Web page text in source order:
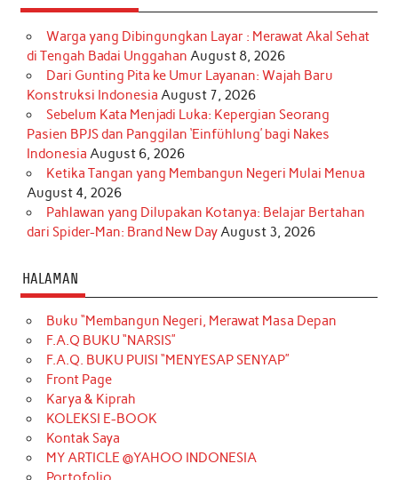
Warga yang Dibingungkan Layar : Merawat Akal Sehat
di Tengah Badai Unggahan August 8, 2026
Dari Gunting Pita ke Umur Layanan: Wajah Baru
Konstruksi Indonesia August 7, 2026
Sebelum Kata Menjadi Luka: Kepergian Seorang
Pasien BPJS dan Panggilan ‘Einfühlung’ bagi Nakes
Indonesia August 6, 2026
Ketika Tangan yang Membangun Negeri Mulai Menua
August 4, 2026
Pahlawan yang Dilupakan Kotanya: Belajar Bertahan
dari Spider-Man: Brand New DayAugust 3, 2026
HALAMAN
Buku “Membangun Negeri, Merawat Masa Depan
F.A.Q BUKU “NARSIS”
F.A.Q. BUKU PUISI “MENYESAP SENYAP”
Front Page
Karya & Kiprah
KOLEKSI E-BOOK
Kontak Saya
MY ARTICLE @YAHOO INDONESIA